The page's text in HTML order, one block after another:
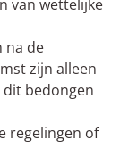
van wettelijke
na de
zijn alleen
bedongen
regelingen of